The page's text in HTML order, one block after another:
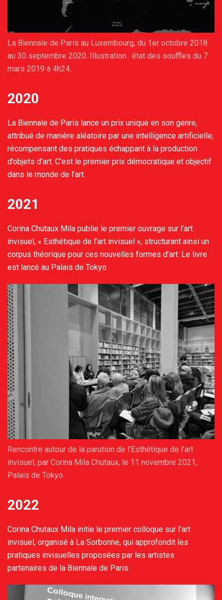
La Biennale de Paris au Luxembourg, du 1er octobre 2018
au 30 septembre 2020. Illustration : état des souffles du 7
mars 2019 à 4h24.
2020
La Biennale de Paris lance un prix unique en son genre,
attribué de manière aléatoire par une intelligence artificielle,
récompensant des pratiques échappant à la production
d’objets d’art. C’est le premier prix démocratique et objectif
dans le monde de l’art.
2021
Corina Chutaux Mila publie le premier ouvrage sur l’art
invisuel, « Esthétique de l’art invisuel », structurant ainsi un
corpus théorique pour ces nouvelles formes d’art. Le livre
est lancé au Palais de Tokyo.
Rencontre autour de la parution de l’Esthétique de l’art
invisuel, par Corina Mila Chutaux, le 11 novembre 2021,
Palais de Tokyo.
2022
Corina Chutaux Mila initie le premier colloque sur l’art
invisuel, organisé à La Sorbonne, qui approfondit les
pratiques invisuelles proposées par les artistes
partenaires de la Biennale de Paris.